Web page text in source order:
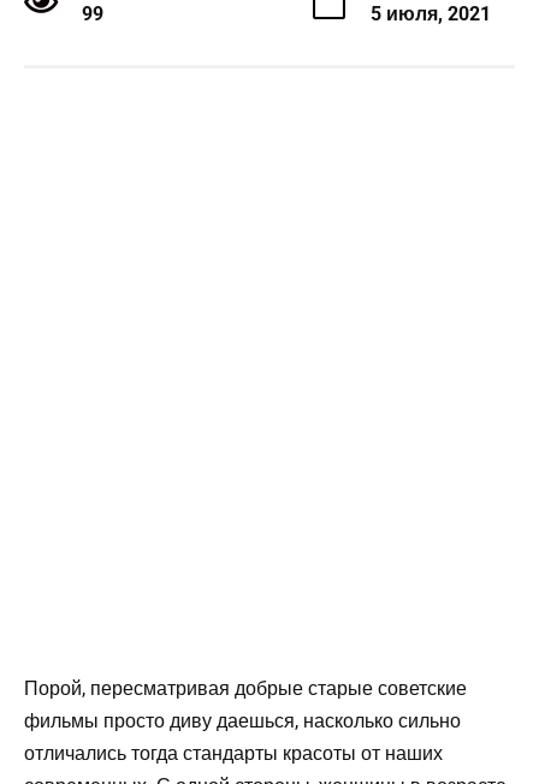
99 5 июля, 2021
Порой, пересматривая добрые старые советские
фильмы просто диву даешься, насколько сильно
отличались тогда стандарты красоты от наших